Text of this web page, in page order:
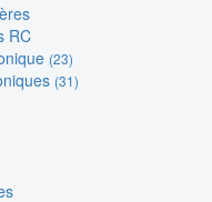
RC
(23)
(31)